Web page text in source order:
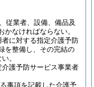
従業者、設備、備品及
なければならない。
に対する指定介護予防
を整備し、その完結の
。
護予防サービス事業者
事項を記載した介護予